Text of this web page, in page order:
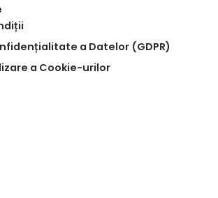
a Datelor (GDPR)
a Cookie-urilor